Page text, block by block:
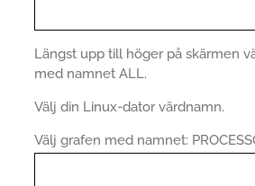
Längst upp till höger på skärmen
med namnet ALL.
Välj din Linux-dator värdnamn.
Välj grafen med namnet: